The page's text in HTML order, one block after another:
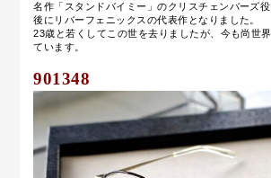
名作「スタンドバイミー」のクリスチェンバーズ役
後にリバーフェニックスの代表作となりました。
23歳と若くしてこの世を去りましたが、今も尚世
ています。
901348